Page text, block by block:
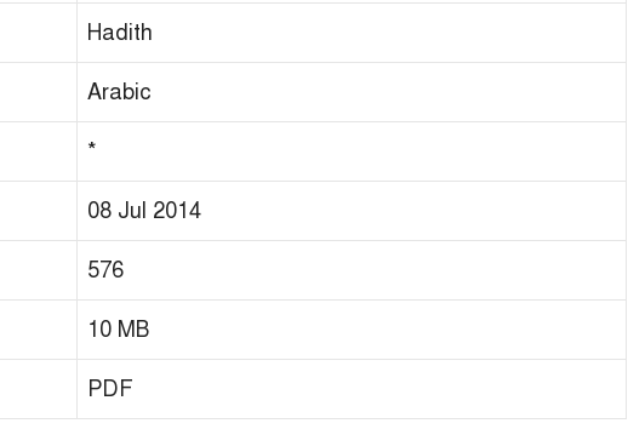
Hadith
Arabic
*
08 Jul 2014
576
10 MB
PDF